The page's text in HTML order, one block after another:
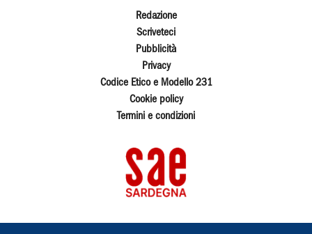
Redazione
Scriveteci
Pubblicità
Privacy
Codice Etico e Modello 231
Cookie policy
Termini e condizioni